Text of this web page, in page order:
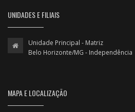
UNIDADES E FILIAIS
Unidade Principal - Matriz
Belo Horizonte/MG - Independência
MAPA E LOCALIZAÇÃO